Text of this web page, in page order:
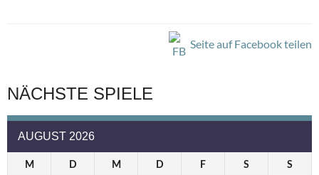
Seite auf Facebook teilen
NÄCHSTE SPIELE
AUGUST 2026
M D M D F S S